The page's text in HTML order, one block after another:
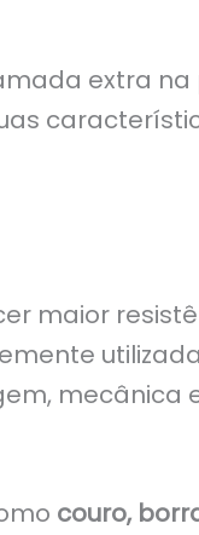
extra
maior
mecânica
couro,